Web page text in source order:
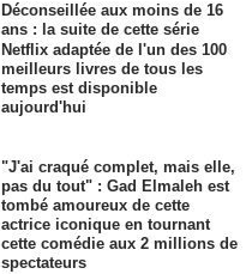
Déconseillée aux moins de 16
ans : la suite de cette série
Netflix adaptée de l'un des 100
meilleurs livres de tous les
temps est disponible
aujourd'hui
"J'ai craqué complet, mais elle,
pas du tout" : Gad Elmaleh est
tombé amoureux de cette
actrice iconique en tournant
cette comédie aux 2 millions de
spectateurs